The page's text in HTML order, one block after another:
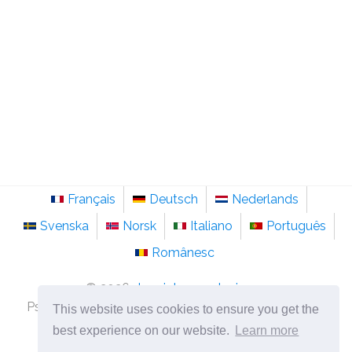
This website uses cookies to ensure you get the
best experience on our website.
Learn more
Français Deutsch
Nederlands
Svenska
Norsk Italiano
Português
Românesc
© 2026
de.sainte-anastasie.org
Psychologie, Philosophie und Nachdenken über das
Leben.